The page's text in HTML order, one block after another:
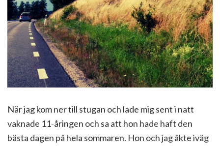
När jag kom ner till stugan och lade mig sent i natt
vaknade 11-åringen och sa att hon hade haft den
bästa dagen på hela sommaren. Hon och jag åkte iväg